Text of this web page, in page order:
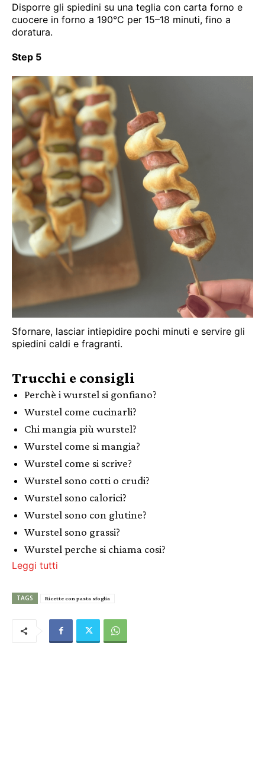
Disporre gli spiedini su una teglia con carta forno e
cuocere in forno a 190°C per 15–18 minuti, fino a
doratura.
Step 5
Sfornare, lasciar intiepidire pochi minuti e servire gli
spiedini caldi e fragranti.
Trucchi e consigli
Perchè i wurstel si gonfiano?
Wurstel come cucinarli?
Chi mangia più wurstel?
Wurstel come si mangia?
Wurstel come si scrive?
Wurstel sono cotti o crudi?
Wurstel sono calorici?
Wurstel sono con glutine?
Wurstel sono grassi?
Wurstel perche si chiama cosi?
Leggi tutti
TAGS Ricette con pasta sfoglia